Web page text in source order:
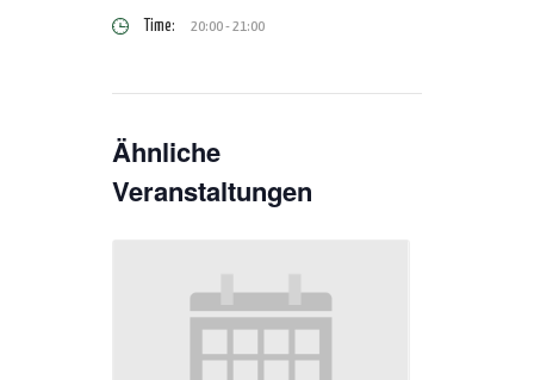
Time: 20:00 - 21:00
Ähnliche
Veranstaltungen